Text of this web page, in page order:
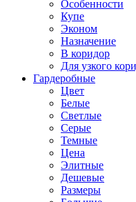
Особенности
Купе
Эконом
Назначение
В коридор
Для узкого
Гардеробные
Цвет
Белые
Светлые
Серые
Темные
Цена
Элитные
Дешевые
Размеры